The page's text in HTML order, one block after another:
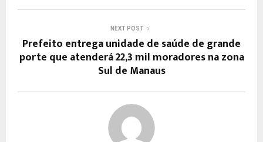
NEXT POST
Prefeito entrega unidade de saúde de grande
porte que atenderá 22,3 mil moradores na zona
Sul de Manaus